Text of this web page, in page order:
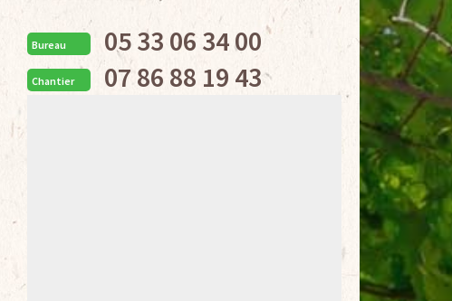
Bureau 05 33 06 34 00
Chantier 07 86 88 19 43